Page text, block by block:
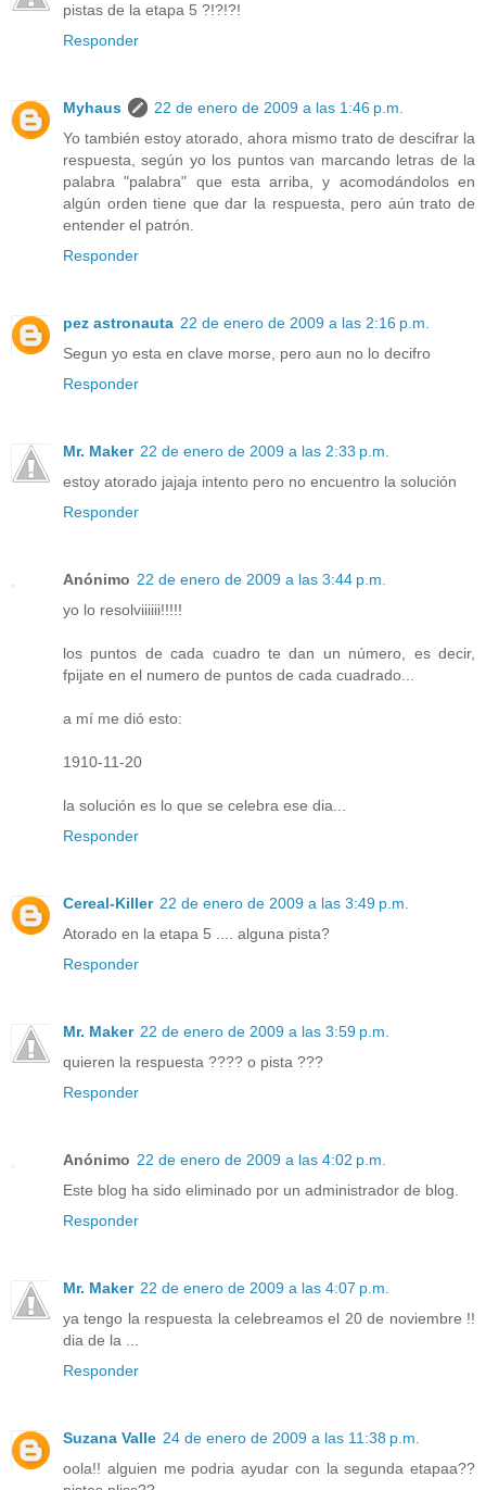
pistas de la etapa 5 ?!?!?!
Responder
Myhaus
22 de enero de 2009 a las 1:46 p.m.
Yo también estoy atorado, ahora mismo trato de descifrar la
respuesta, según yo los puntos van marcando letras de la
palabra "palabra" que esta arriba, y acomodándolos en
algún orden tiene que dar la respuesta, pero aún trato de
entender el patrón.
Responder
pez astronauta 22 de enero de 2009 a las 2:16 p.m.
Segun yo esta en clave morse, pero aun no lo decifro
Responder
Mr. Maker 22 de enero de 2009 a las 2:33 p.m.
estoy atorado jajaja intento pero no encuentro la solución
Responder
Anónimo 22 de enero de 2009 a las 3:44 p.m.
yo lo resolviiiiii!!!!!
los puntos de cada cuadro te dan un número, es decir,
fpijate en el numero de puntos de cada cuadrado...
a mí me dió esto:
1910-11-20
la solución es lo que se celebra ese dia...
Responder
Cereal-Killer 22 de enero de 2009 a las 3:49 p.m.
Atorado en la etapa 5 .... alguna pista?
Responder
Mr. Maker 22 de enero de 2009 a las 3:59 p.m.
quieren la respuesta ???? o pista ???
Responder
Anónimo 22 de enero de 2009 a las 4:02 p.m.
Este blog ha sido eliminado por un administrador de blog.
Responder
Mr. Maker 22 de enero de 2009 a las 4:07 p.m.
ya tengo la respuesta la celebreamos el 20 de noviembre !!
dia de la ...
Responder
Suzana Valle 24 de enero de 2009 a las 11:38 p.m.
oola!! alguien me podria ayudar con la segunda etapaa??